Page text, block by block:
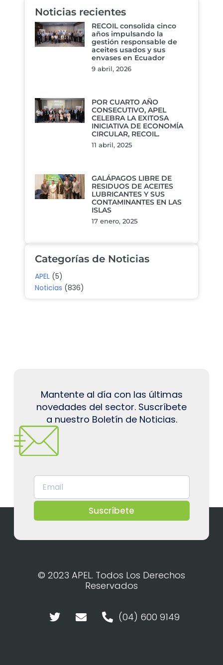
Noticias recientes
RECOIL consolida cinco
años impulsando la
gestión responsable de
aceites usados y sus
envases en Ecuador
9 abril, 2026
POR CUARTO AÑO
CONSECUTIVO, APEL
CELEBRA LA EXITOSA
INICIATIVA DE ECONOMÍA
CIRCULAR, RECOIL.
11 abril, 2025
GALÁPAGOS LIBRE DE
RESIDUOS DE ACEITES
LUBRICANTES Y SUS
CONTAMINANTES EN LAS
ISLAS
17 enero, 2025
Categorías de Noticias
APEL (5)
Noticias (836)
Mantente al día con las últimas
novedades del sector. Suscríbete
a nuestro Boletín de Noticias.
Suscríbete
© 2023 APEL. Todos Los Derechos
Reservados
(04) 600 9149